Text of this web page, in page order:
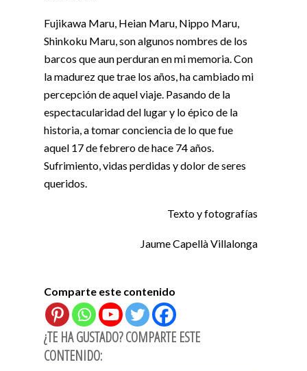
Fujikawa Maru, Heian Maru, Nippo Maru,
Shinkoku Maru, son algunos nombres de los
barcos que aun perduran en mi memoria. Con
la madurez que trae los años, ha cambiado mi
percepción de aquel viaje. Pasando de la
espectacularidad del lugar y lo épico de la
historia, a tomar conciencia de lo que fue
aquel 17 de febrero de hace 74 años.
Sufrimiento, vidas perdidas y dolor de seres
queridos.
Texto y fotografías
Jaume Capellà Villalonga
Comparte este contenido
¿TE HA GUSTADO? COMPARTE ESTE
CONTENIDO: